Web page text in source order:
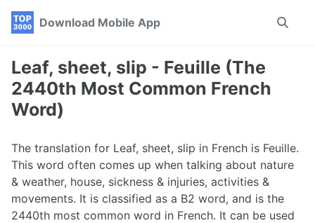
Skip
navigation
Skip
Skip
Download Mobile App
Toggle
Leaf, sheet, slip - Feuille (The
2440th Most Common French
Word)
The translation for Leaf, sheet, slip in French is Feuille.
This word often comes up when talking about nature
& weather, house, sickness & injuries, activities &
movements. It is classified as a B2 word, and is the
2440th most common word in French. It can be used